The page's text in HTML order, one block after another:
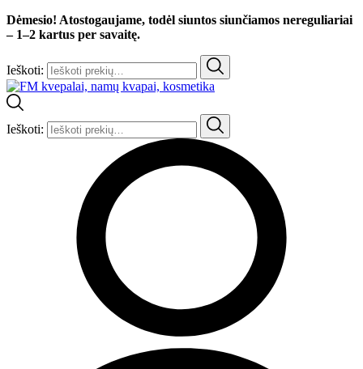
Dėmesio! Atostogaujame, todėl siuntos siunčiamos nereguliariai
– 1–2 kartus per savaitę.
Ieškoti:
Ieškoti: